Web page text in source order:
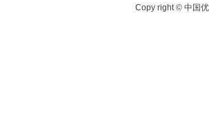
Copy right © 中国